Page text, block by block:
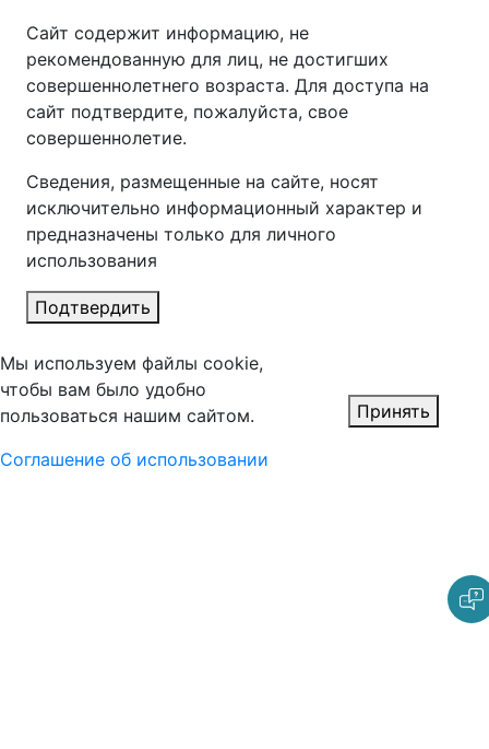
Сайт содержит информацию, не
рекомендованную для лиц, не достигших
совершеннолетнего возраста. Для доступа на
сайт подтвердите, пожалуйста, свое
совершеннолетие.
Сведения, размещенные на сайте, носят
исключительно информационный характер и
предназначены только для личного
использования
Подтвердить
Мы используем файлы cookie,
чтобы вам было удобно
пользоваться нашим сайтом.
Соглашение об использовании
Принять